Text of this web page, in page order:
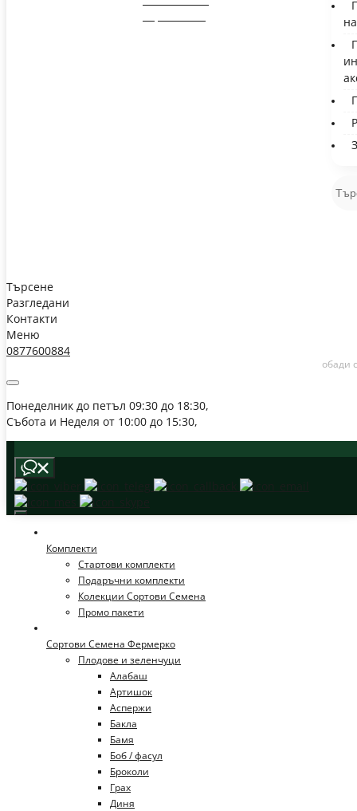
Търсене
Разгледани
Контакти
Меню
0877600884
обади
Понеделник до петъл 09:30 до 18:30,
Събота и Неделя от 10:00 до 15:30,
Комплекти
Стартови комплекти
Подаръчни комплекти
Колекции Сортови Семена
Промо пакети
Сортови Семена Фермерко
Плодове и зеленчуци
Алабаш
Артишок
Аспержи
Бакла
Бамя
Боб / фасул
Броколи
Грах
Диня